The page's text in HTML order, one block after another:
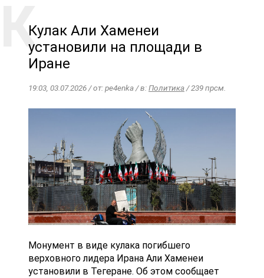
Кулак Али Хаменеи
установили на площади в
Иране
19:03, 03.07.2026 / от: pe4enka / в:Политика/ 239 прсм.
Монумент в виде кулака погибшего
верховного лидера Ирана Али Хаменеи
установили в Тегеране. Об этом сообщает